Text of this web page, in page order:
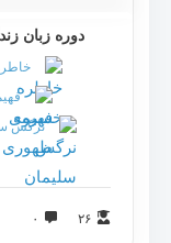
دوره زبان
نرگس
۲۶ ۰